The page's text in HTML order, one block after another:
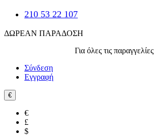
210 53 22 107
ΔΩΡΕΑΝ ΠΑΡΑΔΟΣΗ
Για όλες τις παραγγελίες
Σύνδεση
Εγγραφή
€
€
£
$